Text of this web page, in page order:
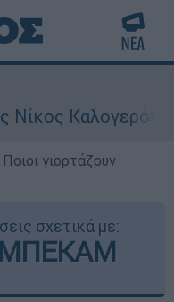
γιορτάζουν
σχετικά με: